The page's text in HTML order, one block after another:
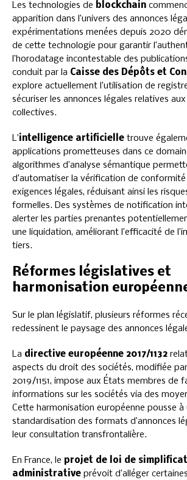
Les technologies de blockchain
apparition dans l’univers des annonces
expérimentations menées depuis 2020
de cette technologie pour garantir
l’horodatage incontestable des
conduit par la Caisse des Dépôts et
explore actuellement l’utilisation de
sécuriser les annonces légales relatives
collectives.
L’intelligence artificielle trouve
applications prometteuses dans ce
algorithmes d’analyse sémantique
d’automatiser la vérification de conformité
exigences légales, réduisant ainsi les
formelles. Des systèmes de notification
alerter les parties prenantes
une liquidation, améliorant l’efficacité de
tiers.
Réformes législatives et
harmonisation
Sur le plan législatif, plusieurs réformes
redessinent le paysage des annonces
La directive européenne 2017/1132
aspects du droit des sociétés, modifiée
2019/1151, impose aux États membres de
informations sur les sociétés via des
Cette harmonisation européenne pousse à
standardisation des formats d’annonces
leur consultation transfrontalière.
En France, le projet de loi de
administrative prévoit d’alléger